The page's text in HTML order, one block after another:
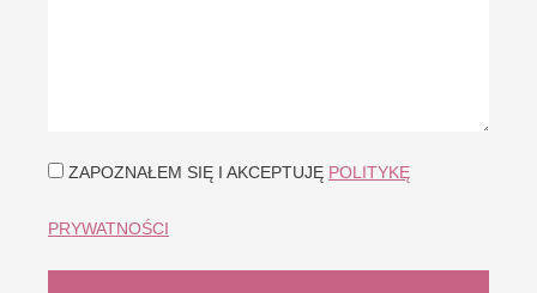
ZAPOZNAŁEM SIĘ I AKCEPTUJĘ POLITYKĘ
PRYWATNOŚCI